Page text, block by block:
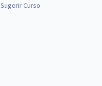
Sugerir Curso